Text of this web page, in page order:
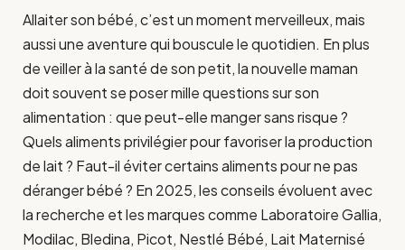
Allaiter son bébé, c’est un moment merveilleux, mais
aussi une aventure qui bouscule le quotidien. En plus
de veiller à la santé de son petit, la nouvelle maman
doit souvent se poser mille questions sur son
alimentation : que peut-elle manger sans risque ?
Quels aliments privilégier pour favoriser la production
de lait ? Faut-il éviter certains aliments pour ne pas
déranger bébé ? En 2025, les conseils évoluent avec
la recherche et les marques comme Laboratoire Gallia,
Modilac, Bledina, Picot, Nestlé Bébé, Lait Maternisé